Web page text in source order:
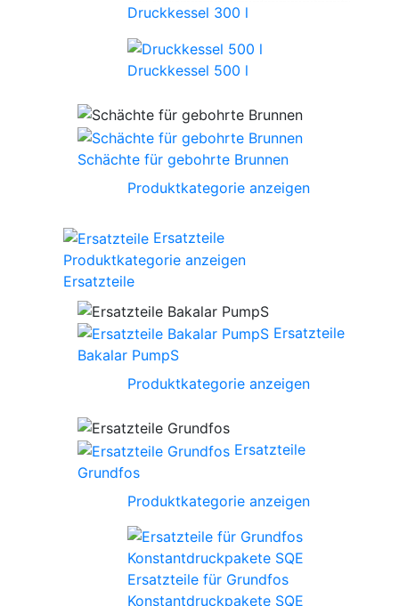
Druckkessel 300 l
Druckkessel 500 l
Schächte für gebohrte Brunnen
Produktkategorie anzeigen
Ersatzteile
Produktkategorie anzeigen
Ersatzteile
Ersatzteile
Bakalar PumpS
Produktkategorie anzeigen
Ersatzteile
Grundfos
Produktkategorie anzeigen
Ersatzteile für Grundfos
Konstantdruckpakete SQE